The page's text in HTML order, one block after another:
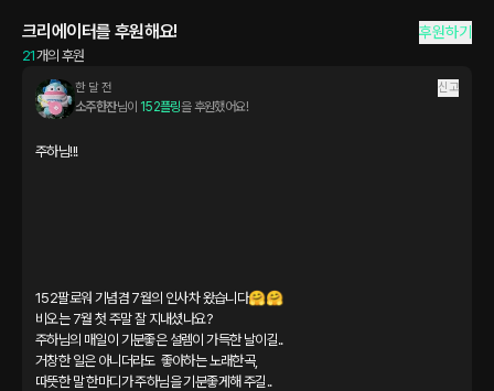
크리에이터를 후원해요! 후원하기
21개의 후원
한 달 전 신고
소주한잔님이 152플링을 후원했어요!
주하님!!!
152팔로워 기념겸 7월의 인사차 왔습니다🤗🤗
비오는 7월 첫 주말 잘 지내셨나요?
주하님의 매일이 기분좋은 설렘이 가득한 날이길..
거창한 일은 아니더라도  좋아하는 노래한곡,
따뜻한 말 한마디가 주하님을 기분좋게해 주길..